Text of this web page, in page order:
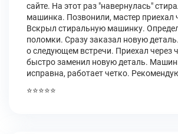
сайте. На этот раз "навернулась"
машинка. Позвонили, мастер приехал
Вскрыл стиральную машинку.
поломки. Сразу заказал новую
о следующем встречи. Приехал через
быстро заменил новую деталь.
исправна, работает четко.
⭐⭐⭐⭐⭐